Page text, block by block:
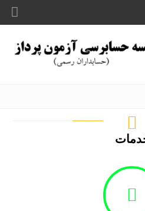
مقاله